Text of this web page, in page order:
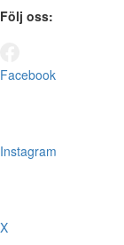
Följ oss:
Facebook
Instagram
X